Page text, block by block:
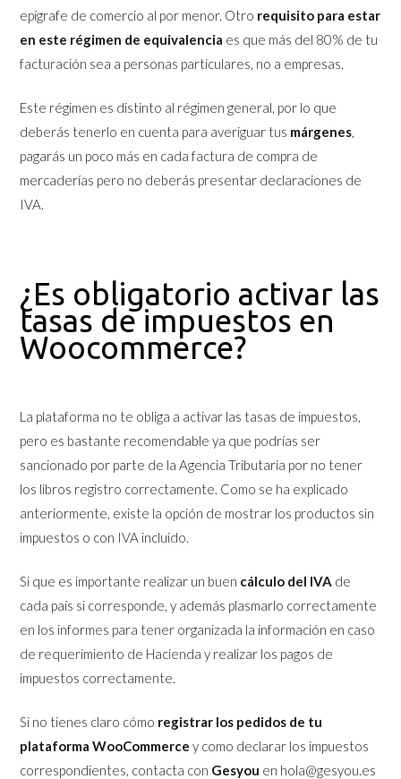
epígrafe de comercio al por menor. Otro requisito para estar
en este régimen de equivalencia es que más del 80% de tu
facturación sea a personas particulares, no a empresas.
Este régimen es distinto al régimen general, por lo que
deberás tenerlo en cuenta para averiguar tus márgenes,
pagarás un poco más en cada factura de compra de
mercaderías pero no deberás presentar declaraciones de
IVA.
¿Es obligatorio activar las
tasas de impuestos en
Woocommerce?
La plataforma no te obliga a activar las tasas de impuestos,
pero es bastante recomendable ya que podrías ser
sancionado por parte de la Agencia Tributaria por no tener
los libros registro correctamente. Como se ha explicado
anteriormente, existe la opción de mostrar los productos sin
impuestos o con IVA incluido.
Si que es importante realizar un buen cálculo del IVA de
cada país si corresponde, y además plasmarlo correctamente
en los informes para tener organizada la información en caso
de requerimiento de Hacienda y realizar los pagos de
impuestos correctamente.
Si no tienes claro cómo registrar los pedidos de tu
plataforma WooCommerce y como declarar los impuestos
correspondientes, contacta con Gesyou en hola@gesyou.es